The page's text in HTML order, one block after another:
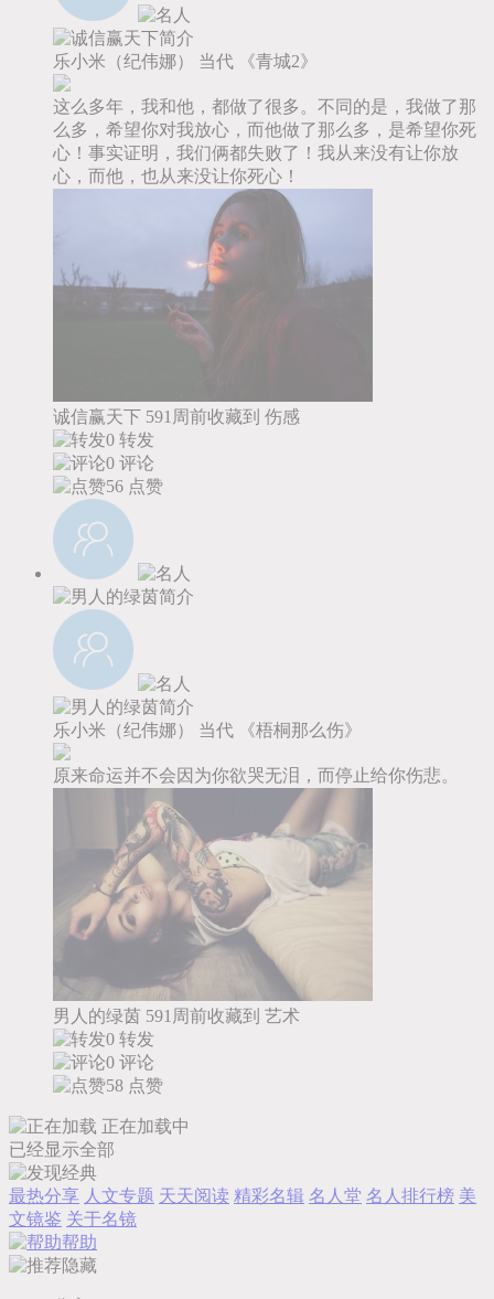
乐小米（纪伟娜） 当代 《青城2》
这么多年，我和他，都做了很多。不同的是，我做了那
么多，希望你对我放心，而他做了那么多，是希望你死
心！事实证明，我们俩都失败了！我从来没有让你放
心，而他，也从来没让你死心！
诚信赢天下 591周前收藏到 伤感
0 转发
0 评论
56 点赞
乐小米（纪伟娜） 当代 《梧桐那么伤》
原来命运并不会因为你欲哭无泪，而停止给你伤悲。
男人的绿茵 591周前收藏到 艺术
0 转发
0 评论
58 点赞
正在加载中
已经显示全部
最热分享 人文专题 天天阅读 精彩名辑 名人堂 名人排行榜 美
文镜鉴 关于名镜
帮助
隐藏